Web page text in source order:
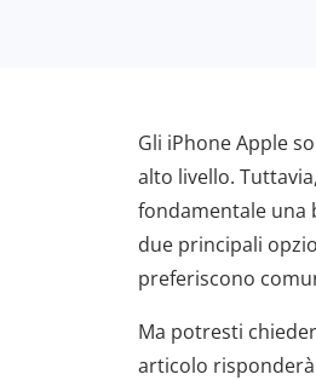
Gli iPhone Apple
alto livello.
fondamentale una
due principali
preferiscono
Ma potresti
articolo